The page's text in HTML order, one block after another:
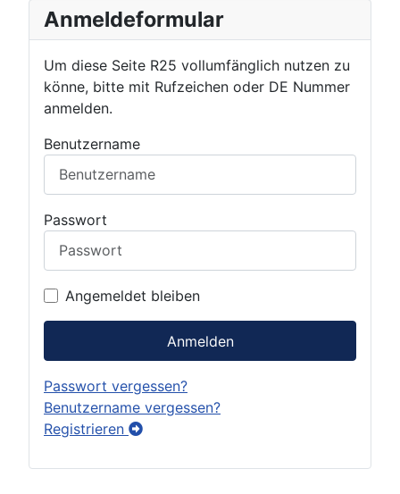
Anmeldeformular
Um diese Seite R25 vollumfänglich nutzen zu
könne, bitte mit Rufzeichen oder DE Nummer
anmelden.
Benutzername
Passwort
Angemeldet bleiben
Anmelden
Passwort vergessen?
Benutzername vergessen?
Registrieren